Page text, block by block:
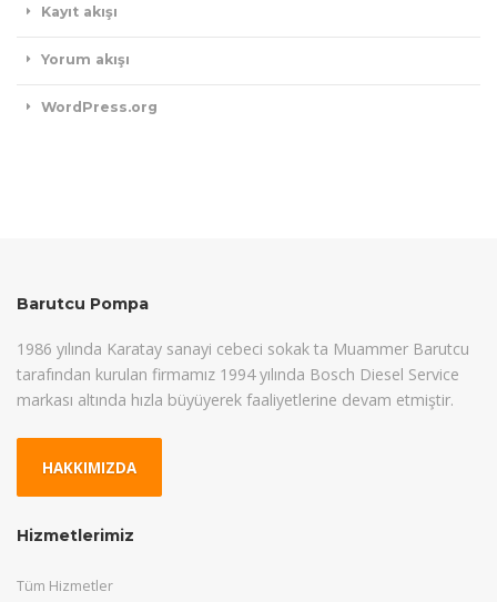
Kayıt akışı
Yorum akışı
WordPress.org
Barutcu Pompa
1986 yılında Karatay sanayi cebeci sokak ta Muammer Barutcu
tarafından kurulan firmamız 1994 yılında Bosch Diesel Service
markası altında hızla büyüyerek faaliyetlerine devam etmiştir.
HAKKIMIZDA
Hizmetlerimiz
Tüm Hizmetler